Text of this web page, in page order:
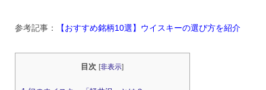
参考記事： 【おすすめ銘柄10選】ウイスキーの選び方を紹介
目次 [非表示]